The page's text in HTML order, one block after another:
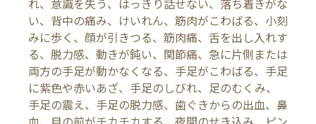
れ、意識を失う、はっきり話せない、落ち着きがな
い、背中の痛み、けいれん、筋肉がこわばる、小刻
みに歩く、顔が引きつる、筋肉痛、舌を出し入れす
る、脱力感、動きが鈍い、関節痛、急に片側または
両方の手足が動かなくなる、手足がこわばる、手足
に紫色や赤いあざ、手足のしびれ、足のむくみ、
手足の震え、手足の脱力感、歯ぐきからの出血、鼻